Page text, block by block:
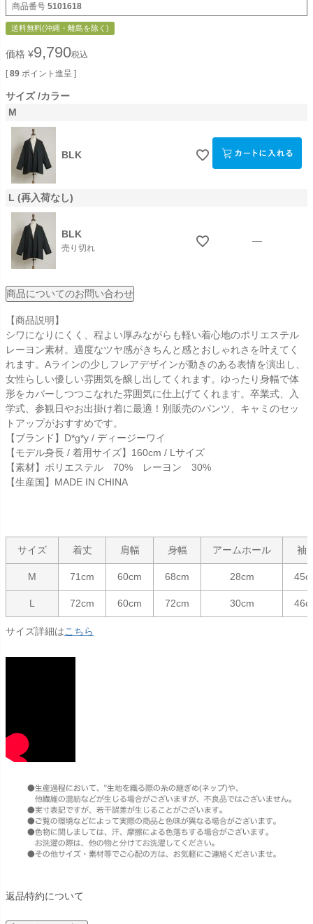
商品番号 5101618
送料無料(沖縄・離島を除く)
価格 ¥9,790税込
[ 89 ポイント進呈 ]
サイズ カラー
M
BLK
L (再入荷なし)
BLK
売り切れ
—
商品についてのお問い合わせ
【商品説明】
シワになりにくく、程よい厚みながらも軽い着心地のポリエステル
レーヨン素材。適度なツヤ感がきちんと感とおしゃれさを叶えてく
れます。Aラインの少しフレアデザインが動きのある表情を演出し、
女性らしい優しい雰囲気を醸し出してくれます。ゆったり身幅で体
形をカバーしつつこなれた雰囲気に仕上げてくれます。卒業式、入
学式、参観日やお出掛け着に最適！別販売のパンツ、キャミのセッ
トアップがおすすめです。
【ブランド】D*g*y / ディージーワイ
【モデル身長 / 着用サイズ】160cm / Lサイズ
【素材】ポリエステル 70% レーヨン 30%
【生産国】MADE IN CHINA
サイズ 着丈 肩幅 身幅 アームホール 袖
M 71cm 60cm 68cm 28cm
L 72cm 60cm 72cm 30cm
サイズ詳細はこちら
返品特約について